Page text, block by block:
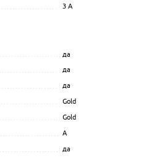
3A
да
да
да
Gold
Gold
A
да